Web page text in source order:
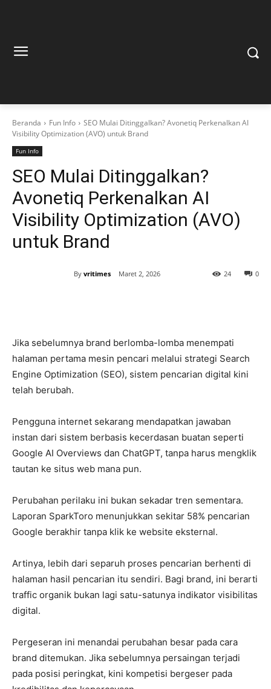
Beranda Fun Info
SEO Mulai Ditinggalkan? Avonetiq Perkenalkan AI
Visibility Optimization (AVO) untuk Brand
Fun Info
SEO Mulai Ditinggalkan?
Avonetiq Perkenalkan AI
Visibility Optimization (AVO)
untuk Brand
By vritimes Maret 2, 2026 0
24
Jika sebelumnya brand berlomba-lomba menempati
halaman pertama mesin pencari melalui strategi Search
Engine Optimization (SEO), sistem pencarian digital kini
telah berubah.
Pengguna internet sekarang mendapatkan jawaban
instan dari sistem berbasis kecerdasan buatan seperti
Google AI Overviews dan ChatGPT, tanpa harus mengklik
tautan ke situs web mana pun.
Perubahan perilaku ini bukan sekadar tren sementara.
Laporan SparkToro menunjukkan sekitar 58% pencarian
Google berakhir tanpa klik ke website eksternal.
Artinya, lebih dari separuh proses pencarian berhenti di
halaman hasil pencarian itu sendiri. Bagi brand, ini berarti
traffic organik bukan lagi satu-satunya indikator visibilitas
digital.
Pergeseran ini menandai perubahan besar pada cara
brand ditemukan. Jika sebelumnya persaingan terjadi
pada posisi peringkat, kini kompetisi bergeser pada